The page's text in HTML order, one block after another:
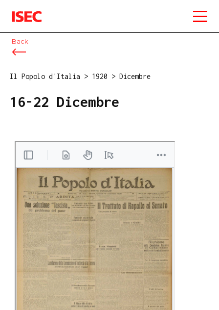
ISEC
Back
Il Popolo d'Italia > 1920 > Dicembre
16-22 Dicembre